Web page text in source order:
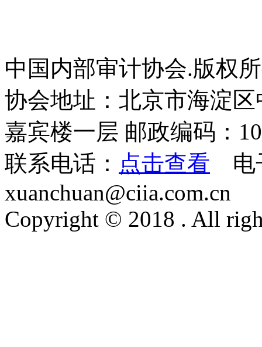
中国内部审计协会.版权
协会地址：北京市海淀
嘉宾楼一层 邮政编码：
联系电话： 点击查看 电
xuanchuan@ciia.com.cn
Copyright © 2018 . All